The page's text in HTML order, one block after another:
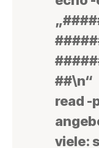
##\n“
read -
viele: